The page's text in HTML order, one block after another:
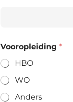
Vooropleiding *
HBO
WO
Anders